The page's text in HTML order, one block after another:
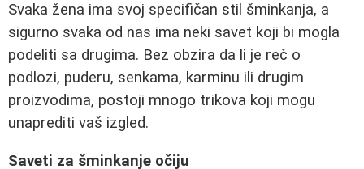
Svaka žena ima svoj specifičan stil šminkanja, a
sigurno svaka od nas ima neki savet koji bi mogla
podeliti sa drugima. Bez obzira da li je reč o
podlozi, puderu, senkama, karminu ili drugim
proizvodima, postoji mnogo trikova koji mogu
unaprediti vaš izgled.
Saveti za šminkanje očiju